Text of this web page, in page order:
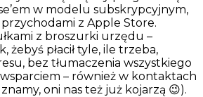
w modelu subskrypcyjnym,
z Apple Store.
z broszurki urzędu –
żebyś płacił tyle, ile trzeba,
bez tłumaczenia wszystkiego
wsparciem – również w kontaktach
oni nas też już kojarzą 😉).